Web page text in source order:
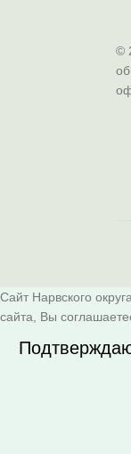
©
Сайт Нарвского
сайта, Вы